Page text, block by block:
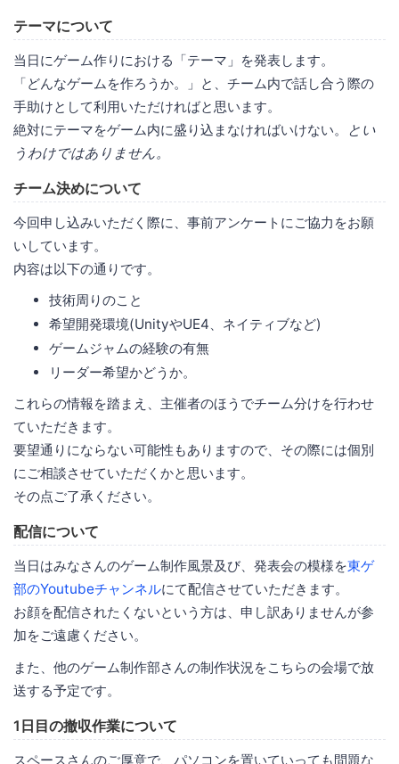
テーマについて
当日にゲーム作りにおける「テーマ」を発表します。
「どんなゲームを作ろうか。」と、チーム内で話し合う際の
手助けとして利用いただければと思います。
絶対にテーマをゲーム内に盛り込まなければいけない。
とい
うわけではありません。
チーム決めについて
今回申し込みいただく際に、事前アンケートにご協力をお願
いしています。
内容は以下の通りです。
技術周りのこと
希望開発環境(UnityやUE4、ネイティブなど)
ゲームジャムの経験の有無
リーダー希望かどうか。
これらの情報を踏まえ、主催者のほうでチーム分けを行わせ
ていただきます。
要望通りにならない可能性もありますので、その際には個別
にご相談させていただくかと思います。
その点ご了承ください。
配信について
当日はみなさんのゲーム制作風景及び、発表会の模様を東ゲ
部のYoutubeチャンネルにて配信させていただきます。
お顔を配信されたくないという方は、申し訳ありませんが参
加をご遠慮ください。
また、他のゲーム制作部さんの制作状況をこちらの会場で放
送する予定です。
1日目の撤収作業について
スペースさんのご厚意で、パソコンを置いていっても問題な